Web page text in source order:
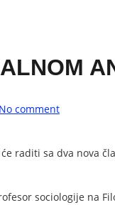
No comment
raditi sa dva nova
sociologije na